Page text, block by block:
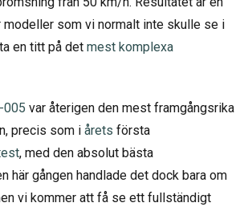
som vi normalt inte skulle se i
en titt på det mest komplexa
005 var återigen den mest framgångsrika
precis som i årets första
, med den absolut bästa
här gången handlade det dock bara om
vi kommer att få se ett fullständigt